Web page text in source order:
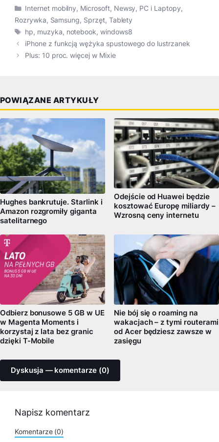
Kategorie
Internet mobilny, Microsoft, Newsy, PC i Laptopy,
Rozrywka, Samsung, Sprzęt, Tablety
Tagi
hp, muzyka, notebook,windows8
iPhone z funkcją wężyka spustowego do lustrzanek
Plus: 10 proc. więcej w Mixie
POWIĄZANE ARTYKUŁY
Hughes bankrutuje. Starlink i
Amazon rozgromiły giganta
satelitarnego
Odejście od Huawei będzie
kosztować Europę miliardy –
Wzrosną ceny internetu
Odbierz bonusowe 5 GB w UE
w Magenta Moments i
korzystaj z lata bez granic
dzięki T-Mobile
Nie bój się o roaming na
wakacjach – z tymi routerami
od Acer będziesz zawsze w
zasięgu
Dyskusja — komentarze (0)
Napisz komentarz
Komentarze (0)